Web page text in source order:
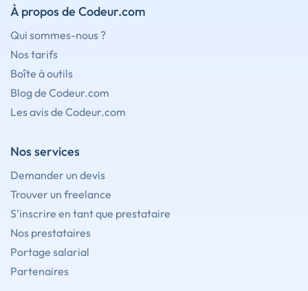
À propos de Codeur.com
Qui sommes-nous ?
Nos tarifs
Boîte à outils
Blog de Codeur.com
Les avis de Codeur.com
Nos services
Demander un devis
Trouver un freelance
S'inscrire en tant que prestataire
Nos prestataires
Portage salarial
Partenaires